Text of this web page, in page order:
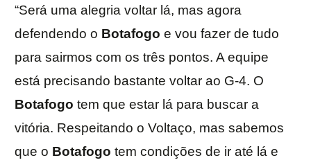
“Será uma alegria voltar lá, mas agora
defendendo o Botafogo e vou fazer de tudo
para sairmos com os três pontos. A equipe
está precisando bastante voltar ao G-4. O
Botafogo tem que estar lá para buscar a
vitória. Respeitando o Voltaço, mas sabemos
que o Botafogo tem condições de ir até lá e